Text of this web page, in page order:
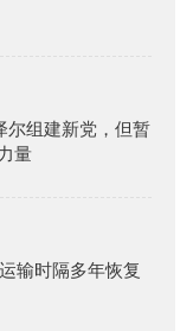
尔组建新党，但暂
量
输时隔多年恢复